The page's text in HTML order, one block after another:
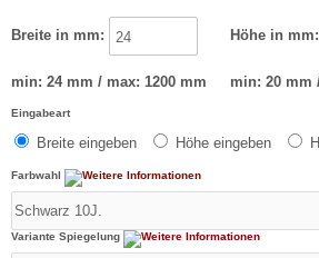
Breite in mm: Höhe in mm:
min: 24 mm / max: 1200 mm min: 20 mm
Eingabeart
Breite eingeben Höhe eingeben
Farbwahl
Variante Spiegelung